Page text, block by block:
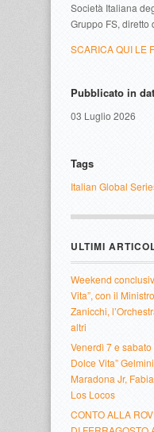
Società Italiana
Gruppo FS, diretto
SCARICA QUI LE
Pubblicato in
03 Luglio 2026
Tags
Italian Global
ULTIMI
Weekend
Vita”, con il
Zanicchi,
altri
Venerdì 7 e
Dolce Vita”
Maradona Jr,
Los Locos
CONTO ALLA